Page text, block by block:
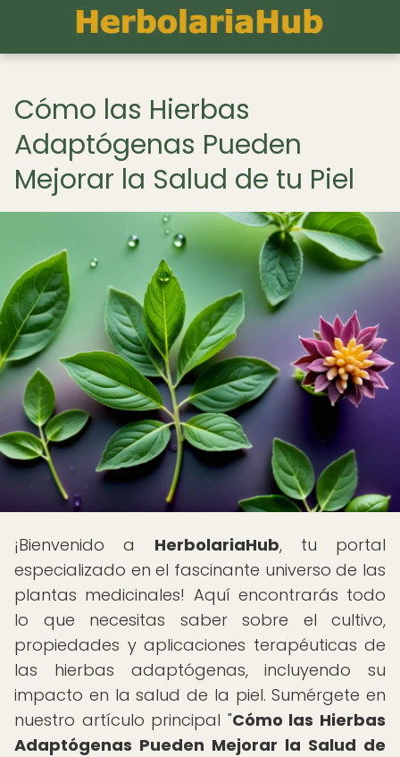
Cómo las Hierbas
Adaptógenas Pueden
Mejorar la Salud de tu Piel
¡Bienvenido a HerbolariaHub, tu portal
especializado en el fascinante universo de las
plantas medicinales! Aquí encontrarás todo
lo que necesitas saber sobre el cultivo,
propiedades y aplicaciones terapéuticas de
las hierbas adaptógenas, incluyendo su
impacto en la salud de la piel. Sumérgete en
nuestro artículo principal "Cómo las Hierbas
Adaptógenas Pueden Mejorar la Salud de